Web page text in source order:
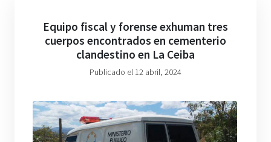
Equipo fiscal y forense exhuman tres
cuerpos encontrados en cementerio
clandestino en La Ceiba
Publicado el 12 abril, 2024